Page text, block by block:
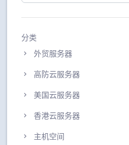
分类
外贸服务器
高防云服务器
美国云服务器
香港云服务器
主机空间